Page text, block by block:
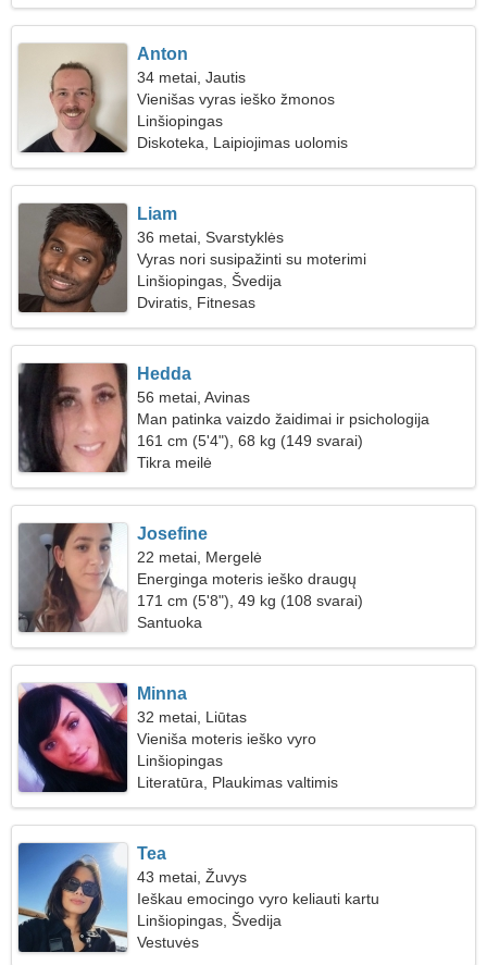
Anton
34 metai, Jautis
Vienišas vyras ieško žmonos
Linšiopingas
Diskoteka, Laipiojimas uolomis
Liam
36 metai, Svarstyklės
Vyras nori susipažinti su moterimi
Linšiopingas, Švedija
Dviratis, Fitnesas
Hedda
56 metai, Avinas
Man patinka vaizdo žaidimai ir psichologija
161 cm (5'4"), 68 kg (149 svarai)
Tikra meilė
Josefine
22 metai, Mergelė
Energinga moteris ieško draugų
171 cm (5'8"), 49 kg (108 svarai)
Santuoka
Minna
32 metai, Liūtas
Vieniša moteris ieško vyro
Linšiopingas
Literatūra, Plaukimas valtimis
Tea
43 metai, Žuvys
Ieškau emocingo vyro keliauti kartu
Linšiopingas, Švedija
Vestuvės